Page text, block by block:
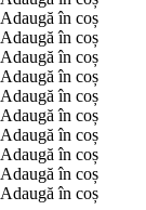
Adaugă în coș
Adaugă în coș
Adaugă în coș
Adaugă în coș
Adaugă în coș
Adaugă în coș
Adaugă în coș
Adaugă în coș
Adaugă în coș
Adaugă în coș